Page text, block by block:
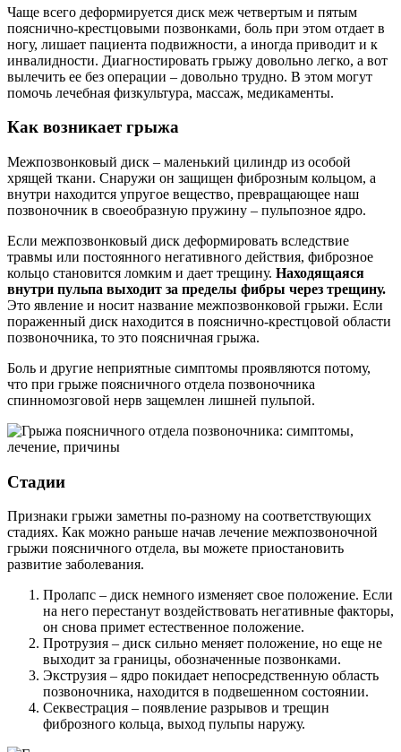
Чаще всего деформируется диск меж четвертым и пятым
пояснично-крестцовыми позвонками, боль при этом отдает в
ногу, лишает пациента подвижности, а иногда приводит и к
инвалидности. Диагностировать грыжу довольно легко, а вот
вылечить ее без операции – довольно трудно. В этом могут
помочь лечебная физкультура, массаж, медикаменты.
Как возникает грыжа
Межпозвонковый диск – маленький цилиндр из особой
хрящей ткани. Снаружи он защищен фиброзным кольцом, а
внутри находится упругое вещество, превращающее наш
позвоночник в своеобразную пружину – пульпозное ядро.
Если межпозвонковый диск деформировать вследствие
травмы или постоянного негативного действия, фиброзное
кольцо становится ломким и дает трещину. Находящаяся
внутри пульпа выходит за пределы фибры через трещину.
Это явление и носит название межпозвонковой грыжи. Если
пораженный диск находится в пояснично-крестцовой области
позвоночника, то это поясничная грыжа.
Боль и другие неприятные симптомы проявляются потому,
что при грыже поясничного отдела позвоночника
спинномозговой нерв защемлен лишней пульпой.
Стадии
Признаки грыжи заметны по-разному на соответствующих
стадиях. Как можно раньше начав лечение межпозвоночной
грыжи поясничного отдела, вы можете приостановить
развитие заболевания.
Пролапс – диск немного изменяет свое положение. Если
на него перестанут воздействовать негативные факторы,
он снова примет естественное положение.
Протрузия – диск сильно меняет положение, но еще не
выходит за границы, обозначенные позвонками.
Экструзия – ядро покидает непосредственную область
позвоночника, находится в подвешенном состоянии.
Секвестрация – появление разрывов и трещин
фиброзного кольца, выход пульпы наружу.